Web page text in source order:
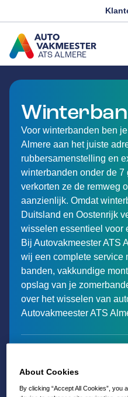
ATS ALMERE
GA NAAR DE HOMEPAGINA
Voor winterbanden ben
Almere aan het juiste
rubbersamenstelling en
winterbanden onder de 7
verkorten ze de remweg
aanzienlijk. Omdat
Duitsland en Oostenrijk
wisselen essentieel voor
Bij Autovakmeester ATS
wij een complete service
banden, vakkundige
opslag van je
over het wisselen van
Autovakmeester ATS
About Cookies
By clicking “Accept All Cookies”, you